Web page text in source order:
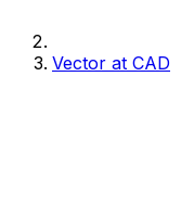
Vector at CAD